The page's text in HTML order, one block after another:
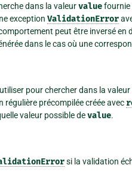
dans la valeurvaluefournie
exception ValidationError
peut être inversé en
dans le cas où une
pour chercher dans la valeur
régulière précompilée créée avec
valeur possible devalue.
si la validation